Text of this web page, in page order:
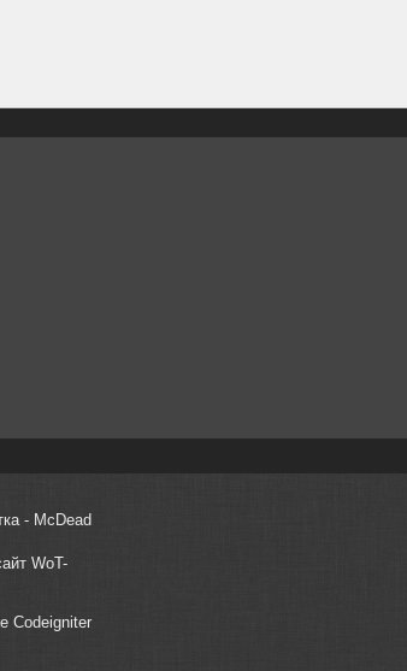
- McDead
WoT-
Codeigniter